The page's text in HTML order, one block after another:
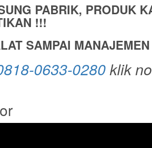
PABRIK, PRODUK
!!!
SAMPAI MANAJEMEN
0633-0280klik